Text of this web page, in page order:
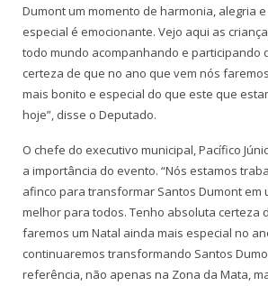
Dumont um momento de harmonia, alegria
especial é emocionante. Vejo aqui as
todo mundo acompanhando e participando
certeza de que no ano que vem nós
mais bonito e especial do que este que
hoje”, disse o Deputado.
O chefe do executivo municipal, Pacífico
a importância do evento. “Nós estamos
afinco para transformar Santos Dumont em
melhor para todos. Tenho absoluta certeza
faremos um Natal ainda mais especial no
continuaremos transformando Santos
referência, não apenas na Zona da Mata,